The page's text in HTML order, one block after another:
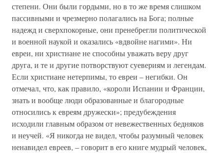
степени. Они были гордыми, но в то же время слишком
пассивными и чрезмерно полагались на Бога; полные
надежд и сверхпокорные, они пренебрегли политической
и военной наукой и оказались «вдвойне нагими». Ни
евреи, ни христиане не способны уважать веру друг
друга, и те и другие потворствуют суевериям и легендам.
Если христиане нетерпимы, то евреи – негибки. Он
отмечал, что, как правило, «короли Испании и Франции,
знать и вообще люди образованные и благородные
относились к евреям дружески»; предубеждения
исходили главным образом от невежественных бедняков
и неучей. «Я никогда не видел, чтобы разумный человек
ненавидел евреев, – говорит в его книге мудрый человек,